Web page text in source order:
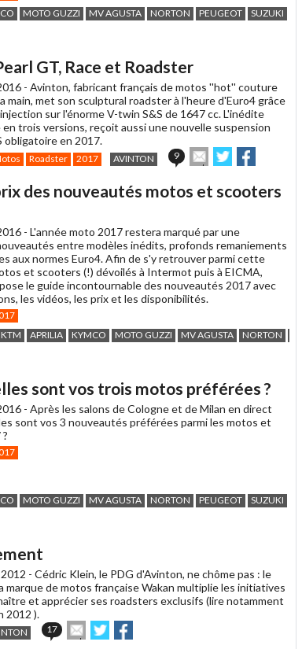
MOTO GUZZI MV AGUSTA NORTON PEUGEOT SUZUKI
GT, Race et Roadster
- Avinton, fabricant français de motos ''hot'' couture
main, met son sculptural roadster à l'heure d'Euro4 grâce
sur l'énorme V-twin S&S de 1647 cc. L'inédite
en trois versions, reçoit aussi une nouvelle suspension
obligatoire en 2017.
Roadster 2017 AVINTON 9
Envoyer
cet
à
Partager
sur sur
des nouveautés motos et scooters
- L'année moto 2017 restera marqué par une
entre modèles inédits, profonds remaniements
aux normes Euro4. Afin de s'y retrouver parmi cette
et scooters (!) dévoilés à Intermot puis à EICMA,
le guide incontournable des nouveautés 2017 avec
les vidéos, les prix et les disponibilités.
KTM APRILIA KYMCO MOTO GUZZI MV AGUSTA NORTON
sont vos trois motos préférées ?
- Après les salons de Cologne et de Milan en direct
sont vos 3 nouveautés préférées parmi les motos et
MOTO GUZZI MV AGUSTA NORTON PEUGEOT SUZUKI
- Cédric Klein, le PDG d'Avinton, ne chôme pas : le
marque de motos française Wakan multiplie les initiatives
et apprécier ses roadsters exclusifs (lire notamment
2012 ).
17
Envoyer
cet
Partager
sur sur